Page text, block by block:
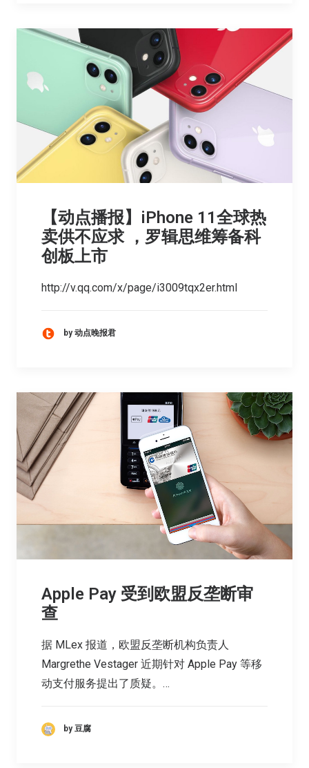
【动点播报】iPhone 11全球热
卖供不应求 ，罗辑思维筹备科
创板上市
http://v.qq.com/x/page/i3009tqx2er.html
by 动点晚报君
Apple Pay 受到欧盟反垄断审
查
据 MLex 报道，欧盟反垄断机构负责人
Margrethe Vestager 近期针对 Apple Pay 等移
动支付服务提出了质疑。…
by 豆腐